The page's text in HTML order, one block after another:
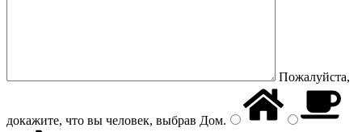
Пожалуйста,
докажите, что вы человек, выбрав Дом.